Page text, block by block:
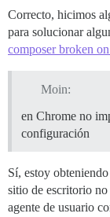
Correcto, hicimos
para solucionar
composer broken
Moin:
en Chrome no
configuración
Sí, estoy
sitio de escritorio
agente de usuario